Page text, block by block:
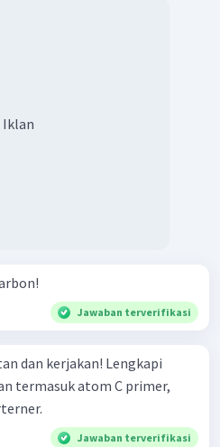
Iklan
Jawaban terverifikasi
kerjakan! Lengkapi
termasuk atom C primer,
Jawaban terverifikasi